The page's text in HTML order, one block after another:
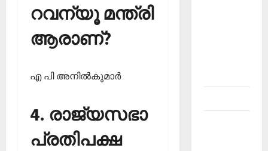
റവന്യൂ മന്ത്രി
ആരാണ്?
എ പി അനില്‍കുമാര്‍
4. രാജ്യസഭാ
പ്രതിപക്ഷ